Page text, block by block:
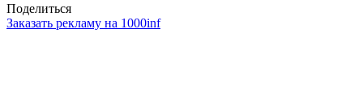
Поделиться
Заказать рекламу на 1000inf